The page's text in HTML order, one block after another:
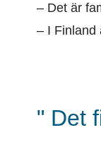
– Det är
– I Finland
Det